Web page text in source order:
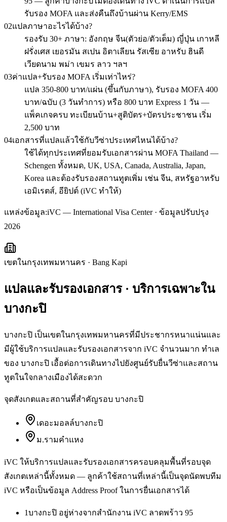
รับรอง MOFA และส่งคืนถึงบ้านผ่าน Kerry/EMS
02แปลภาษาอะไรได้บ้าง?
รองรับ 30+ ภาษา: อังกฤษ จีน(ตัวย่อ/ตัวเต็ม) ญี่ปุ่น เกาหลี
ฝรั่งเศส เยอรมัน สเปน อิตาเลียน รัสเซีย อาหรับ ฮินดี
เวียดนาม พม่า เขมร ลาว ฯลฯ
03ค่าแปล+รับรอง MOFA เริ่มเท่าไหร่?
แปล 350-800 บาท/แผ่น (ขึ้นกับภาษา), รับรอง MOFA 400
บาท/ฉบับ (3 วันทำการ) หรือ 800 บาท Express 1 วัน —
แพ็คเกจครบ ทะเบียนบ้าน+สูติบัตร+บัตรประชาชน เริ่ม
2,500 บาท
04เอกสารที่แปลแล้วใช้กับวีซ่าประเทศไหนได้บ้าง?
ใช้ได้ทุกประเทศที่ยอมรับเอกสารผ่าน MOFA Thailand —
Schengen ทั้งหมด, UK, USA, Canada, Australia, Japan,
Korea และต้องรับรองสถานทูตเพิ่ม เช่น จีน, สหรัฐอาหรับ
เอมิเรตส์, อียิปต์ (iVC ทำให้)
แหล่งข้อมูล:iVC — International Visa Center · ข้อมูลปรับปรุง
2026
เขตในกรุงเทพมหานคร · Bang Kapi
แปลและรับรองเอกสาร· บริการเฉพาะใน
บางกะปิ
บางกะปิ เป็นเขตในกรุงเทพมหานครที่มีประชากรหนาแน่นและ
มีผู้ใช้บริการแปลและรับรองเอกสารจาก iVC จำนวนมาก ทำเล
ของ บางกะปิ เอื้อต่อการเดินทางไปยังศูนย์รับยื่นวีซ่าและสถาน
ทูตในใจกลางเมืองได้สะดวก
จุดสังเกตและสถานที่สำคัญรอบ บางกะปิ
เดอะมอลล์บางกะปิ
ม.รามคำแหง
iVC ให้บริการแปลและรับรองเอกสารครอบคลุมพื้นที่รอบจุด
สังเกตเหล่านี้ทั้งหมด — ลูกค้าใช้สถานที่เหล่านี้เป็นจุดนัดพบทีม
iVC หรือเป็นข้อมูล Address Proof ในการยื่นเอกสารได้
1บางกะปิ อยู่ห่างจากสำนักงาน iVC ลาดพร้าว 95